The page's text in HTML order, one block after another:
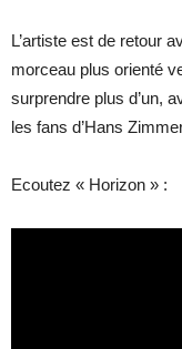
L’artiste est de retour
morceau plus orienté
surprendre plus d’un,
les fans d’Hans
Ecoutez « Horizon » :